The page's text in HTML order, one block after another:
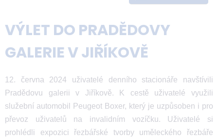
VÝLET DO PRADĚDOVY
GALERIE V JIŘÍKOVĚ
12. června 2024 uživatelé denního stacionáře navštívili
Pradědovu galerii v Jiříkově. K cestě uživatelé využili
služební automobil Peugeot Boxer, který je uzpůsoben i pro
převoz uživatelů na invalidním vozíčku. Uživatelé si
prohlédli expozici řezbářské tvorby uměleckého řezbáře